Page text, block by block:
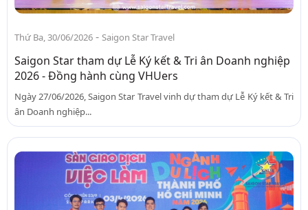
Thứ Ba, 30/06/2026 - Saigon Star Travel
Saigon Star tham dự Lễ Ký kết & Tri ân Doanh nghiệp
2026 - Đồng hành cùng VHUers
Ngày 27/06/2026, Saigon Star Travel vinh dự tham dự Lễ Ký kết & Tri
ân Doanh nghiệp...